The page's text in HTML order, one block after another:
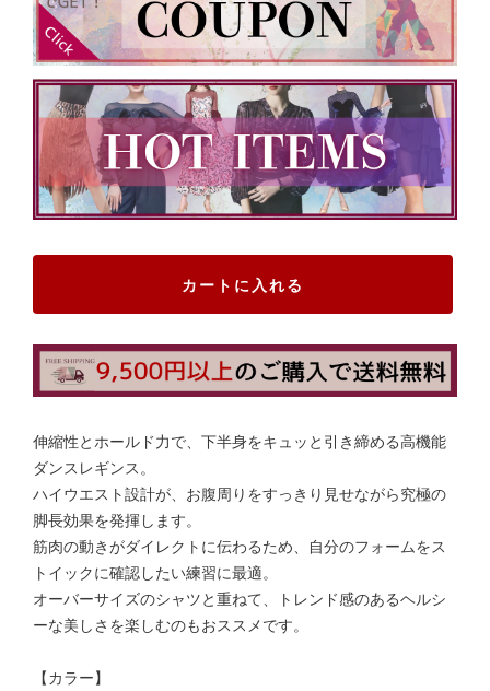
カートに入れる
伸縮性とホールド力で、下半身をキュッと引き締める高機能
ダンスレギンス。
ハイウエスト設計が、お腹周りをすっきり見せながら究極の
脚長効果を発揮します。
筋肉の動きがダイレクトに伝わるため、自分のフォームをス
トイックに確認したい練習に最適。
オーバーサイズのシャツと重ねて、トレンド感のあるヘルシ
ーな美しさを楽しむのもおススメです。
【カラー】